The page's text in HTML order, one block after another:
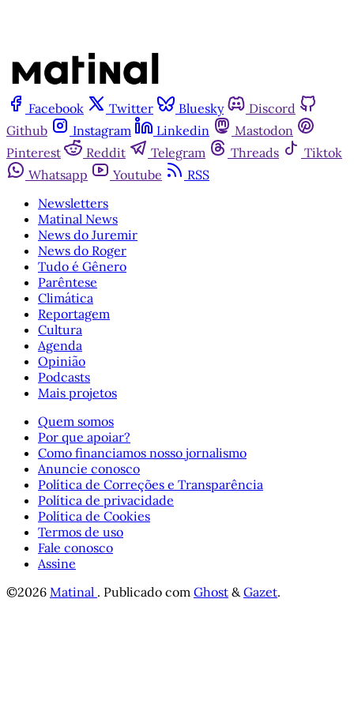
Facebook Twitter Bluesky
Discord
Github
Instagram Linkedin
Mastodon
Pinterest
Reddit Telegram Threads
Tiktok
Whatsapp
Youtube
RSS
Newsletters
Matinal News
News do Juremir
News do Roger
Tudo é Gênero
Parêntese
Climática
Reportagem
Cultura
Agenda
Opinião
Podcasts
Mais projetos
Quem somos
Por que apoiar?
Como financiamos nosso jornalismo
Anuncie conosco
Política de Correções e Transparência
Política de privacidade
Política de Cookies
Termos de uso
Fale conosco
Assine
©2026 Matinal . Publicado com Ghost &Gazet.